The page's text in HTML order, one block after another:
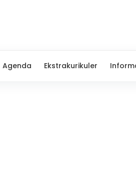
Agenda Ekstrakurikuler